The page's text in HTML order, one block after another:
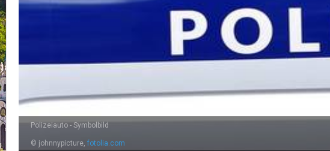
Polizeiauto - Symbolbild
© johnnypicture, fotolia.com